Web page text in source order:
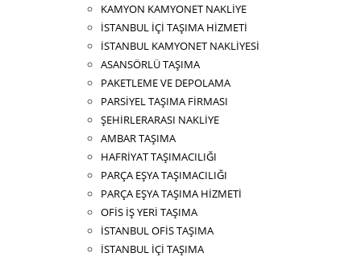
KAMYON KAMYONET NAKLİYE
İSTANBUL İÇİ TAŞIMA HİZMETİ
İSTANBUL KAMYONET NAKLİYESİ
ASANSÖRLÜ TAŞIMA
PAKETLEME VE DEPOLAMA
PARSİYEL TAŞIMA FİRMASI
ŞEHİRLERARASI NAKLİYE
AMBAR TAŞIMA
HAFRİYAT TAŞIMACILIĞI
PARÇA EŞYA TAŞIMACILIĞI
PARÇA EŞYA TAŞIMA HİZMETİ
OFİS İŞ YERİ TAŞIMA
İSTANBUL OFİS TAŞIMA
İSTANBUL İÇİ TAŞIMA